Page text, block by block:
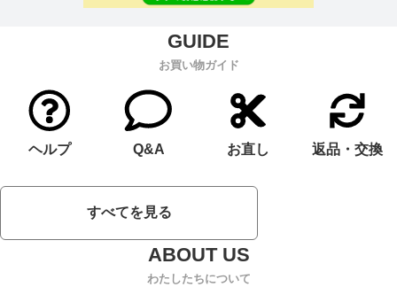
お買い物ガイド
ヘルプ Q&A お直し 返品・交換
すべてを見る
わたしたちについて